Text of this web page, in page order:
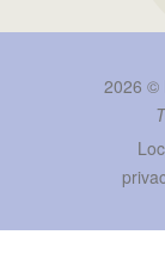
2026 ©